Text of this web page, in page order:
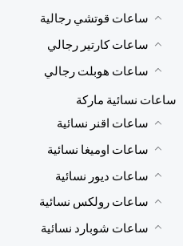
ساعات قوتشي رجالية
ساعات كارتير رجالي
ساعات هوبلت رجالي
ساعات نسائية ماركة
ساعات اقنر نسائية
ساعات اوميغا نسائية
ساعات ديور نسائية
ساعات رولكس نسائية
ساعات شوبارد نسائية